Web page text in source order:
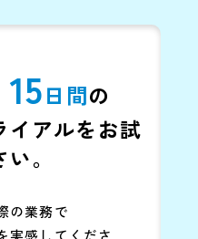
15日 間の
イアルをお試
。
の業務で
実感してくださ